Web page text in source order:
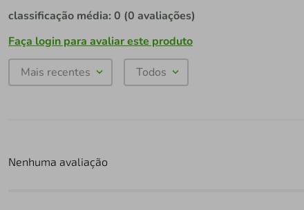
classificação média: 0 (0 avaliações)
Faça login para avaliar este produto
Mais recentes Todos
Nenhuma avaliação